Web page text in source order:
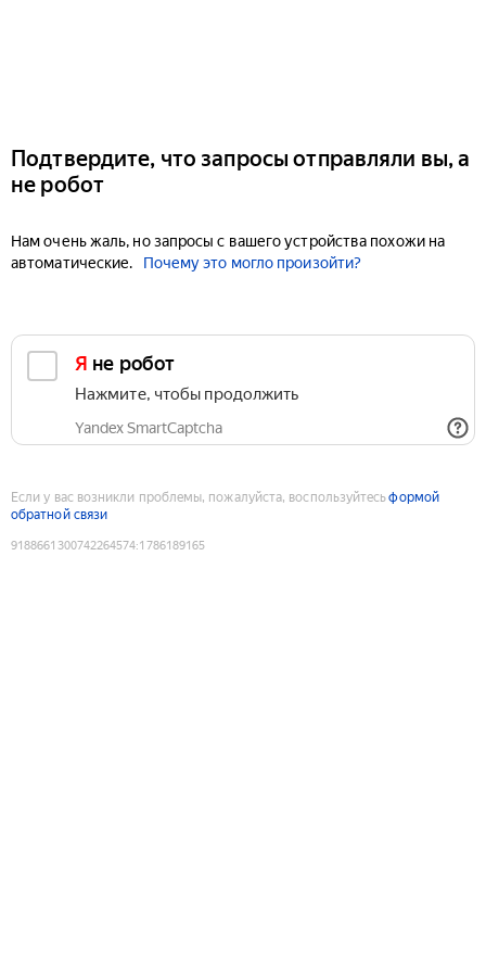
Подтвердите, что запросы отправляли вы, а
не робот
Нам очень жаль, но запросы с вашего устройства похожи на
автоматические.
Почему это могло произойти?
Я не робот
Нажмите, чтобы продолжить
Yandex SmartCaptcha
Если у вас возникли проблемы, пожалуйста, воспользуйтесьформой
обратной связи
9188661300742264574:1786189165